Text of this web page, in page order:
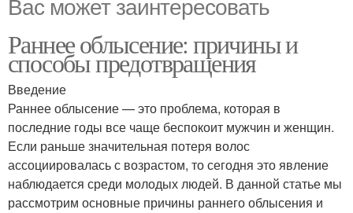
Раннее облысение: причины и
способы предотвращения
Введение
Раннее облысение — это проблема, которая в
последние годы все чаще беспокоит мужчин и женщин.
Если раньше значительная потеря волос
ассоциировалась с возрастом, то сегодня это явление
наблюдается среди молодых людей. В данной статье мы
рассмотрим основные причины раннего облысения и